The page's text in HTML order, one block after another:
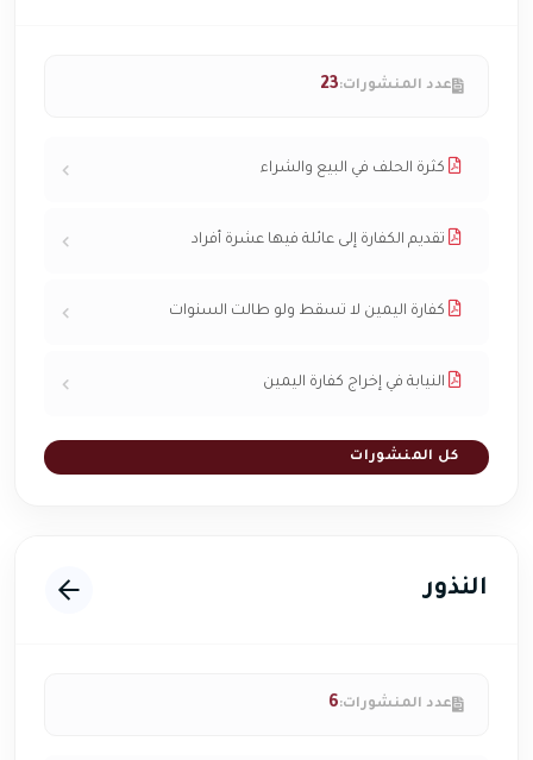
عدد المنشورات:23
كثرة الحلف في البيع والشراء
تقديم الكفارة إلى عائلة فيها عشرة أفراد
كفارة اليمين لا تسقط ولو طالت السنوات
النيابة في إخراج كفارة اليمين
كل المنشورات
النذور
عدد المنشورات:6